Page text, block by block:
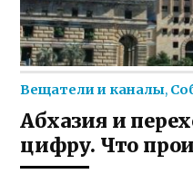
Вещатели и каналы,
Абхазия и
цифру. Что